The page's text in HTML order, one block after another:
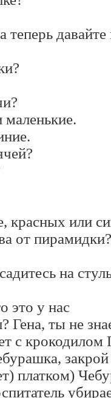
теперь
красных или
от пирамидки?
на
это у нас
Гена, ты не
с крокодилом
закрой
платком)